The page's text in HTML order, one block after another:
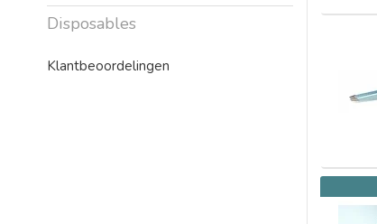
Disposables
Klantbeoordelingen